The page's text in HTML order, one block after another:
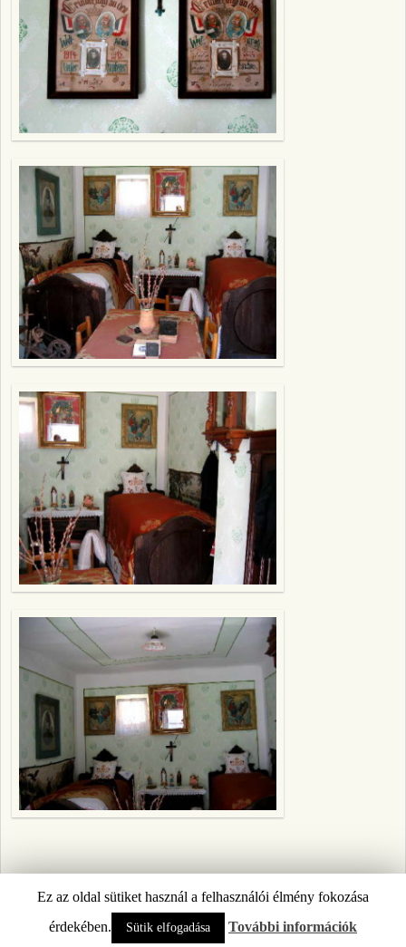
ÚJPETRE
Ez az oldal sütiket használ a felhasználói élmény fokozása
érdekében.
Sütik elfogadása További információk